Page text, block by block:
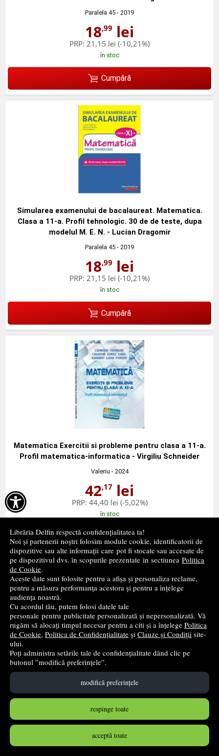

Librăria Delfin respectă confidențialitatea ta!
Noi și partenerii noștri folosim module cookie, identificatorii de
dispozitive sau alte informații care pot fi stocate sau accesate de
pe dispozitivul dvs. în scopurile prezentate in sectiunea Politica
de Cookie.
Aceste date sunt folosite pentru a afișa și personaliza reclame,
pentru a măsura performanța acestora și pentru a înțelege
audiența noastră.
Cu acordul tău, putem folosi datele tale
personale pentru publicitate personalizată și nepersonalizată. Vă
rugăm să alocați timpul necesar pentru a citi și a înțelege Politica
de Cookie, Politica de Confidențialitate și Clauze și Condiții site-
ului.
Poți administra setările tale de confidențialitate dând clic pe
butonul ”modifică preferințele”.
modifică preferințele
respinge toate
acceptă toate
Paralela 45 - 2019
18,99 lei
PRP: 21,15 lei (-10,21%)
în stoc
Cumpără
Simularea examenului de bacalaureat. Matematica.
Clasa a 11-a. Profil tehnologic. 30 de de teste, dupa
modelul M. E. N. - Lucian Dragomir
Paralela 45 - 2019
18,99 lei
PRP: 21,15 lei (-10,21%)
în stoc
Cumpără
Matematica Exercitii si probleme pentru clasa a 11-a.
Profil matematica-informatica - Virgiliu Schneider
Valeriu - 2024
42,17 lei
PRP: 44,40 lei (-5,02%)
în stoc
Cumpără
Matematica Exercitii si probleme pentru clasa a 11-a.
Profil stiinte ale naturii - Virgiliu Schneider
Valeriu- 2024
36,90lei
PRP:38,85 lei (-5,02%)
în stoc